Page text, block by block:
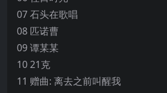
07 石头在歌唱
08 匹诺曹
09 谭某某
10 21克
11 赠曲: 离去之前叫醒我